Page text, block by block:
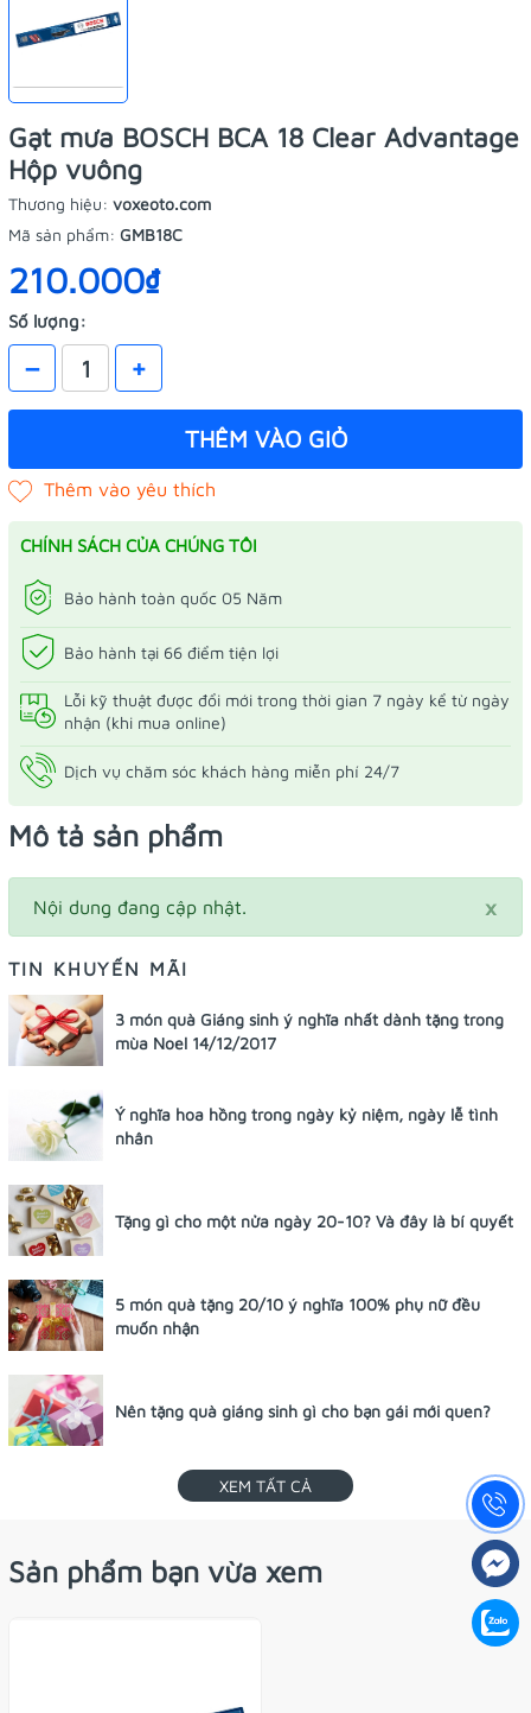
Gạt mưa BOSCH BCA 18 Clear Advantage
Hộp vuông
Thương hiệu: voxeoto.com
Mã sản phẩm: GMB18C
210.000₫
Số lượng:
– +
THÊM VÀO GIỎ
CHÍNH SÁCH CỦA CHÚNG TÔI
Bảo hành toàn quốc 05 Năm
Bảo hành tại 66 điểm tiện lợi
Lỗi kỹ thuật được đổi mới trong thời gian 7 ngày kể từ ngày
nhận (khi mua online)
Dịch vụ chăm sóc khách hàng miễn phí 24/7
Mô tả sản phẩm
×
Nội dung đang cập nhật.
TIN KHUYẾN MÃI
3 món quà Giáng sinh ý nghĩa nhất dành tặng trong
mùa Noel 14/12/2017
Ý nghĩa hoa hồng trong ngày kỷ niệm, ngày lễ tình
nhân
Tặng gì cho một nửa ngày 20-10? Và đây là bí quyết
5 món quà tặng 20/10 ý nghĩa 100% phụ nữ đều
muốn nhận
Nên tặng quà giáng sinh gì cho bạn gái mới quen?
XEM TẤT CẢ
Sản phẩm bạn vừa xem